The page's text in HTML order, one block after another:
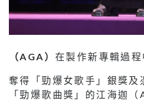
（AGA） 在製作新專輯過
奪得「勁爆女歌手」銀獎
「勁爆歌曲獎」的江海迦（